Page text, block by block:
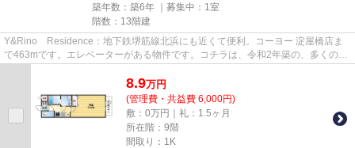
築年数：築6年 ｜募集中： 1室
階数：13階建
Y&Rino Residence：地下鉄堺筋線北浜にも近くて便利。コーヨー 淀屋橋店ま
で463mです。エレベーターがある物件です。コチラは、令和2年築の、多くの方
8.9万円
(管理費・共益費 6,000円)
敷：0万円｜礼：1.5ヶ月
所在階：9階
間取り：1K